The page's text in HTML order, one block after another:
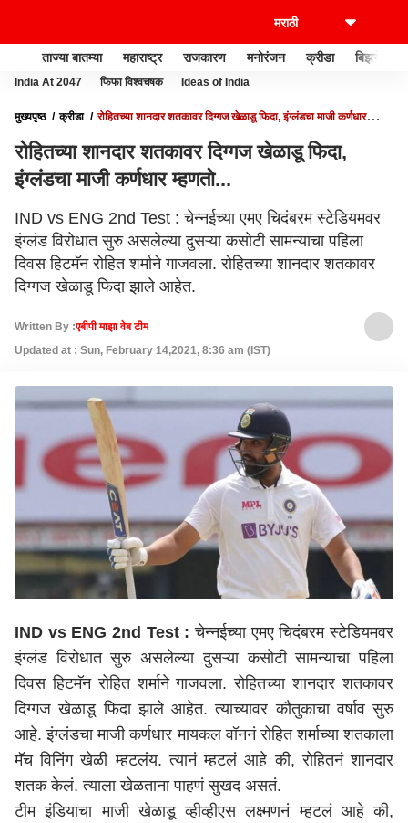
ताज्या बातम्या महाराष्ट्र राजकारण मनोरंजन क्रीडा बिझनेस
India At 2047 फिफा विश्वचषक Ideas of India
मुख्यपृष्ठ क्रीडा
रोहितच्या शानदार शतकावर दिग्गज खेळाडू फिदा, इंग्लंडचा माजी कर्णधार
रोहितच्या शानदार शतकावर दिग्गज खेळाडू फिदा,
इंग्लंडचा माजी कर्णधार म्हणतो...
IND vs ENG 2nd Test : चेन्नईच्या एमए चिदंबरम स्टेडियमवर
इंग्लंड विरोधात सुरु असलेल्या दुसऱ्या कसोटी सामन्याचा पहिला
दिवस हिटमॅन रोहित शर्माने गाजवला. रोहितच्या शानदार शतकावर
दिग्गज खेळाडू फिदा झाले आहेत.
Written By :एबीपी माझा वेब टीम
Updated at : Sun, February 14,2021, 8:36 am (IST)
IND vs ENG 2nd Test : चेन्नईच्या एमए चिदंबरम स्टेडियमवर
इंग्लंड विरोधात सुरु असलेल्या दुसऱ्या कसोटी सामन्याचा पहिला
दिवस हिटमॅन रोहित शर्माने गाजवला. रोहितच्या शानदार शतकावर
दिग्गज खेळाडू फिदा झाले आहेत. त्याच्यावर कौतुकाचा वर्षाव सुरु
आहे. इंग्लंडचा माजी कर्णधार मायकल वॉननं रोहित शर्माच्या शतकाला
मॅच विनिंग खेळी म्हटलंय. त्यानं म्हटलं आहे की, रोहितनं शानदार
शतक केलं. त्याला खेळताना पाहणं सुखद असतं.
टीम इंडियाचा माजी खेळाडू व्हीव्हीएस लक्ष्मणनं म्हटलं आहे की,